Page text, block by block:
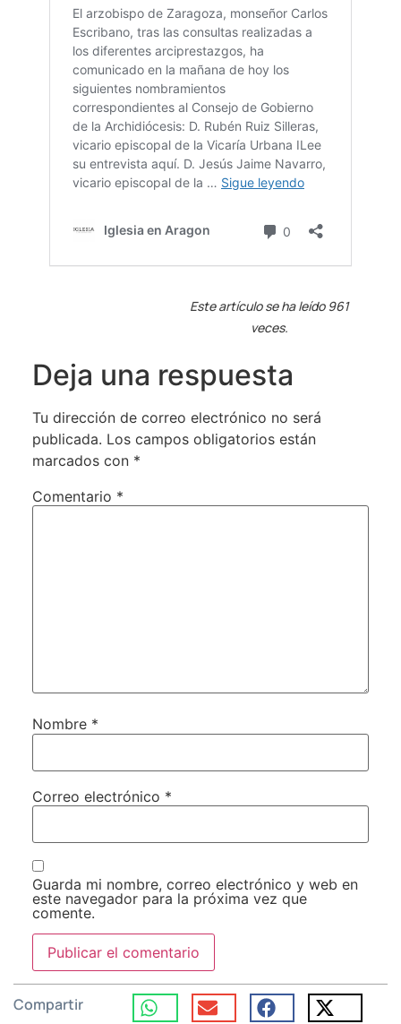
Este artículo se ha leído 961
veces.
Deja una respuesta
Tu dirección de correo electrónico no será
publicada. Los campos obligatorios están
marcados con *
Comentario *
Nombre *
Correo electrónico *
Guarda mi nombre, correo electrónico y web en
este navegador para la próxima vez que
comente.
Compartir